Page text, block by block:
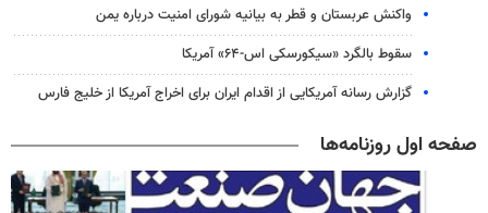
واکنش عربستان و قطر به بیانیه شورای امنیت درباره یمن
سقوط بالگرد «سیکورسکی اس-۶۴» آمریکا
گزارش رسانه آمریکایی از اقدام ایران برای اخراج آمریکا از خلیج فارس
صفحه اول روزنامه‌ها